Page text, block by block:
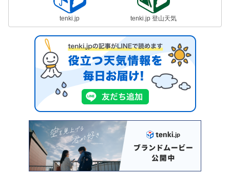
tenki.jp tenki.jp 登山天気